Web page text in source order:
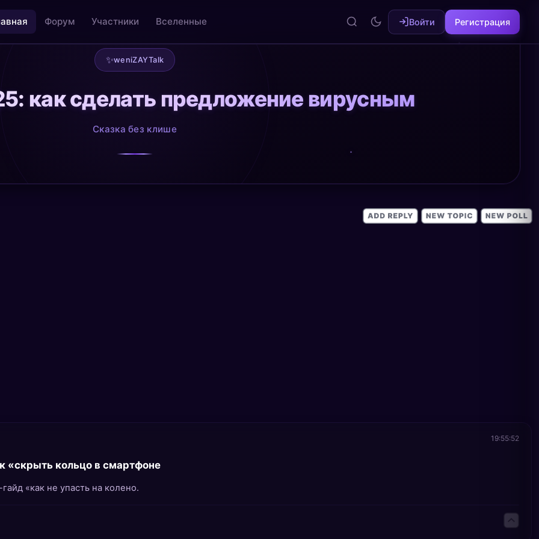
Форум Участники Вселенные Войти Регистрация
Творчество как медитация
✨weniZAYTalk
как сделать предложение вирусным
Сказка без клише
19:55:52
«скрыть кольцо в смартфоне
«как не упасть на колено.